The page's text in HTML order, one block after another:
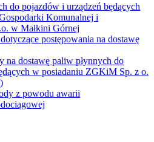
do pojazdów i urządzeń będących
Komunalnej i
w Małkini Górnej
postępowania na dostawę
na dostawę paliw płynnych do
w posiadaniu ZGKiM Sp. z o.
z powodu awarii